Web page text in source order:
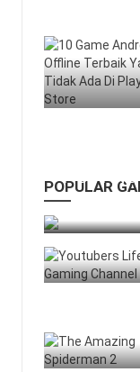
POPULAR
FIGHTING